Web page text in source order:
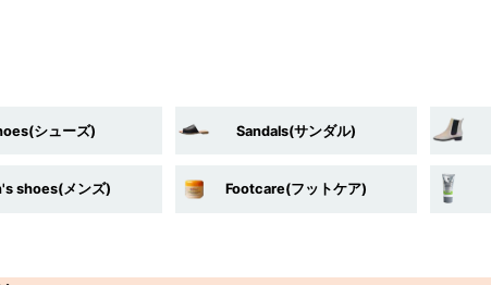
シューズ) Sandals(サンダル)
shoes(メンズ) Footcare(フットケア)